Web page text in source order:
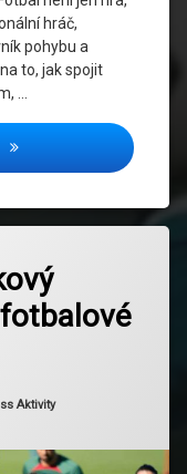
hráč,
pohybu a
to, jak spojit
…
Fotbalové Fitness
8 května, 2024
Aktivity